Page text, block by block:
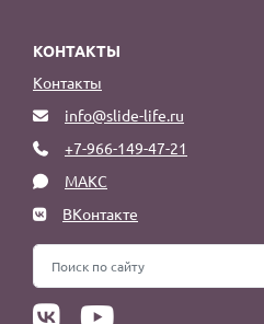
КОНТАКТЫ
Контакты
info@slide-life.ru
+7-966-149-47-21
МАКС
ВКонтакте